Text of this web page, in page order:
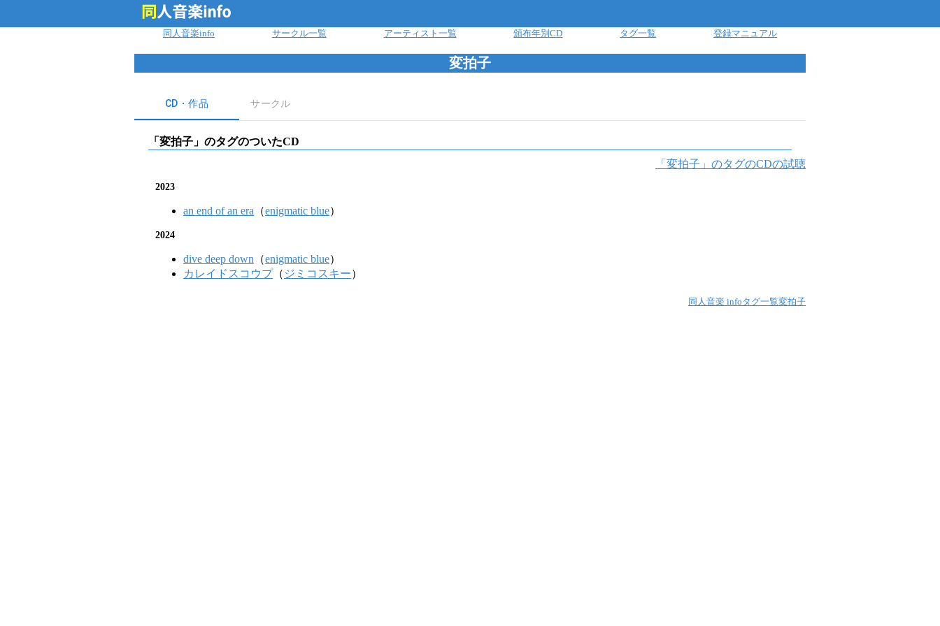
同人音楽info サークル一覧 アーティスト一覧 頒布年別CD タグ一覧 登録マニュアル
変拍子
CD・作品 サークル
「 変拍子 」のタグのついたCD
「 変拍子 」のタグのCDの試聴
2023
an end of an era （enigmatic blue）
2024
dive deep down （enigmatic blue）
カレイドスコウプ（ ジミコスキー）
同人音楽 infoタグ一覧変拍子